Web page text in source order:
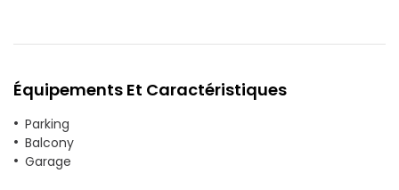
Équipements Et Caractéristiques
Parking
Balcony
Garage